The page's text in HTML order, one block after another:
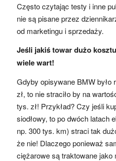
Często czytając testy i inne
nie są pisane przez
od marketingu i sprzedaży.
Jeśli jakiś towar dużo
wiele wart!
Gdyby opisywane BMW
zł, to nie straciło by na
tys. zł! Przykład? Czy jeśli
siodłowy, to po dwóch latach
np. 300 tys. km) straci tak
że nie! Dlaczego ponieważ
ciężarowe są traktowane